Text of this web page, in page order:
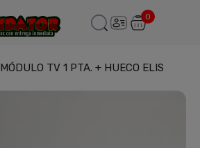
0
MÓDULO TV 1 PTA. + HUECO ELIS